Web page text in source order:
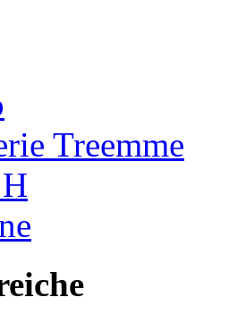
Treemme